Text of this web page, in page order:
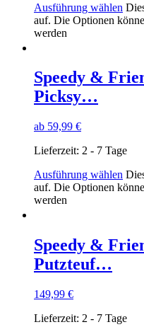
Ausführung wählen
auf. Die Optionen
werden
Speedy &
Picksy…
ab 59,99 €
Lieferzeit: 2 - 7 Tage
Ausführung wählen
auf. Die Optionen
werden
Speedy &
Putzteuf…
149,99 €
Lieferzeit: 2 - 7 Tage